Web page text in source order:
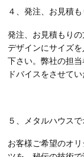
４、発注、お見積
発注、お見積もり
デザインにサイズ
下さい。弊社の担
ドバイスをさせてい
５、メタルハウス
お客様ご希望のオ